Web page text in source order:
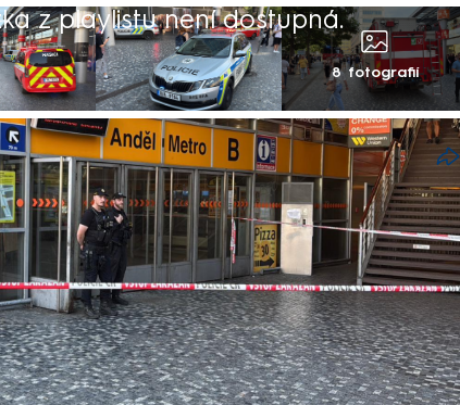
z playlistu není dostupná.
8 fotografií
19:41
Prahy ve čtvrtek v podvečer v obou
pod soupravu. Omezení v úseku mezi
trvalo zhruba dvě hodiny.